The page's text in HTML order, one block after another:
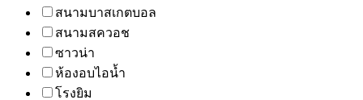
สนามบาสเกตบอล
สนามสควอช
ซาวน่า
ห้องอบไอน้ำ
โรงยิม